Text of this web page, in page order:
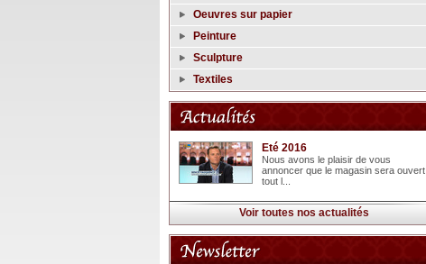
Oeuvres sur papier
Peinture
Sculpture
Textiles
Eté 2016
Nous avons le plaisir de vous
annoncer que le magasin sera ouvert
tout l...
Voir toutes nos actualités